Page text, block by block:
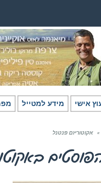
אישי מידע למטייל
» אקוטוריזם פנטנל
ב